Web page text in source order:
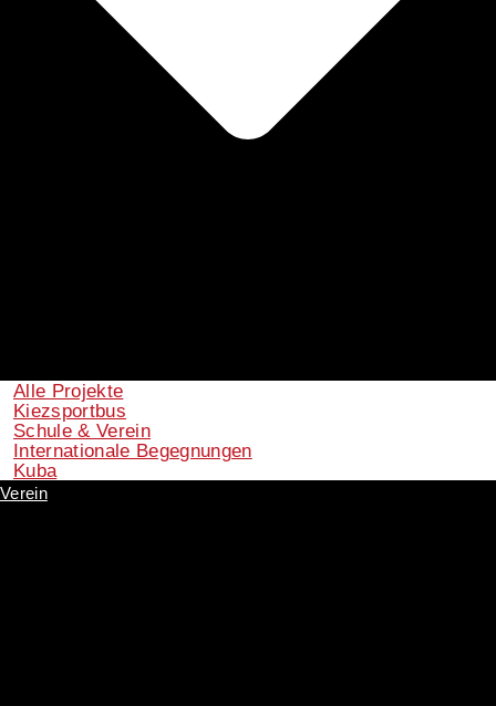
Alle Projekte
Kiezsportbus
Schule & Verein
Internationale Begegnungen
Kuba
Verein